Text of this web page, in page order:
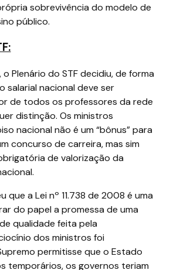
sobrevivência do modelo de
público.
Plenário do STF decidiu, de forma
salarial nacional deve ser
de todos os professores da rede
distinção. Os ministros
nacional não é um “bônus” para
concurso de carreira, mas sim
de valorização da
que a Lei nº 11.738 de 2008 é uma
do papel a promessa de uma
qualidade feita pela
dos ministros foi
permitisse que o Estado
temporários, os governos teriam